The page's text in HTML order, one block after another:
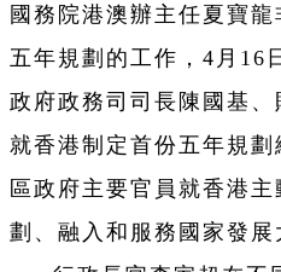
國務院港澳辦主任夏寶
五年規劃的工作，4月16
政府政務司司長陳國基
就香港制定首份五年規
區政府主要官員就香港
劃、融入和服務國家發展